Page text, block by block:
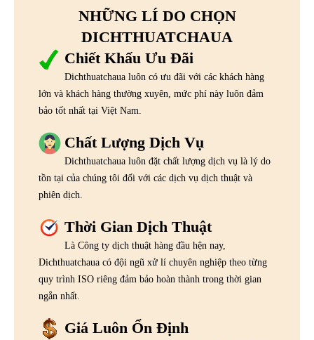
NHỮNG LÍ DO CHỌN
DICHTHUATCHAUA
Chiết Khấu Ưu Đãi
Dichthuatchaua luôn có ưu đãi với các khách hàng
lớn và khách hàng thường xuyên, mức phí này luôn đảm
bảo tốt nhất tại Việt Nam.
Chất Lượng Dịch Vụ
Dichthuatchaua luôn đặt chất lượng dịch vụ là lý do
tồn tại của chúng tôi đối với các dịch vụ dịch thuật và
phiên dịch.
Thời Gian Dịch Thuật
Là Công ty dịch thuật hàng đầu hện nay,
Dichthuatchaua có đội ngũ xử lí chuyên nghiệp theo từng
quy trình ISO riêng đảm bảo hoàn thành trong thời gian
ngắn nhất.
Giá Luôn Ổn Định